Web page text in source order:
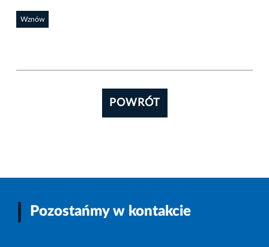
Wznów
POWRÓT
Pozostańmy w kontakcie